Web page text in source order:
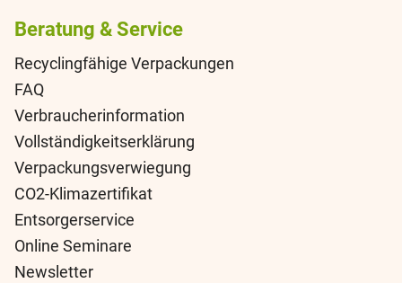
Beratung & Service
Recyclingfähige Verpackungen
FAQ
Verbraucherinformation
Vollständigkeitserklärung
Verpackungsverwiegung
CO2-Klimazertifikat
Entsorgerservice
Online Seminare
Newsletter